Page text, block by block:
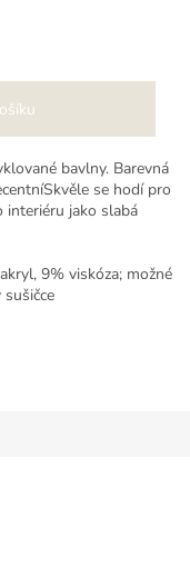
bavlny. Barevná
se hodí pro
interiéru jako slabá
9% viskóza; možné